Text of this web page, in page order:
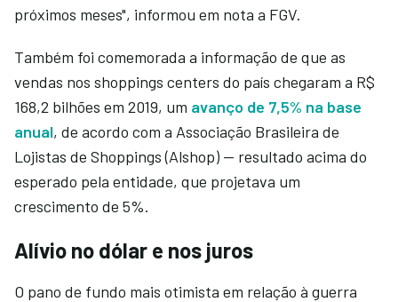
próximos meses", informou em nota a FGV.
Também foi comemorada a informação de que as
vendas nos shoppings centers do país chegaram a R$
168,2 bilhões em 2019, um avanço de 7,5% na base
anual, de acordo com a Associação Brasileira de
Lojistas de Shoppings (Alshop) — resultado acima do
esperado pela entidade, que projetava um
crescimento de 5%.
Alívio no dólar e nos juros
O pano de fundo mais otimista em relação à guerra